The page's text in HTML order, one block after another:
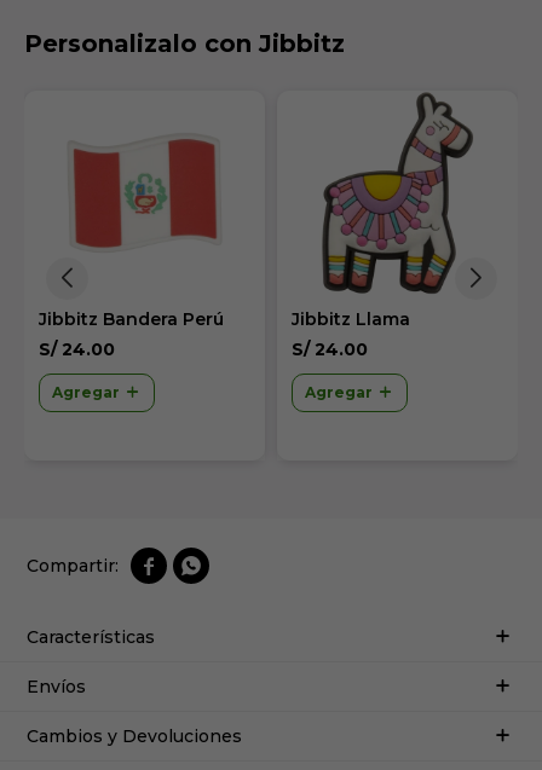
 
Características
Envíos
Cambios y Devoluciones
Personalizalo con Jibbitz
Jibbitz Bandera Perú
S/ 24.00
Agregar
Jibbitz Llama
S/ 24.00
Agregar